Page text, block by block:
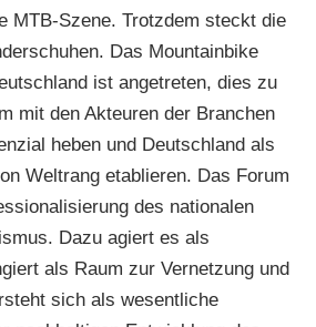
MTB-Szene. Trotzdem steckt die
Das Mountainbike
ist angetreten, dies zu
mit den Akteuren der Branchen
heben und Deutschland als
Weltrang etablieren. Das Forum
des nationalen
Dazu agiert es als
als Raum zur Vernetzung und
sich als wesentliche